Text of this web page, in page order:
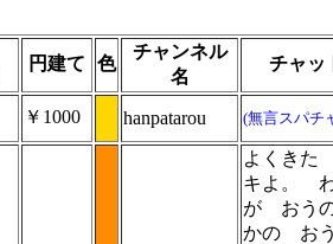
円建て 色
チャンネル
名
チャッ
￥1000 hanpatarou (無言スパチ
よくき
キよ。
が おう
かの